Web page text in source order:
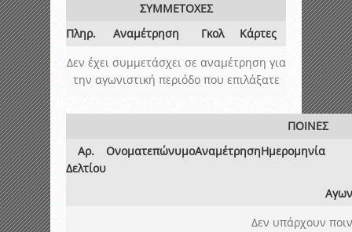
ΣΥΜΜΕΤΟΧΕΣ
Πληρ.
Αναμέτρηση Γκολ
Κάρτες
Δεν έχει συμμετάσχει σε αναμέτρηση για
την αγωνιστική περιόδο που επιλάξατε
ΠΟΙΝΕΣ
Αρ.
Δελτίου
ΟνοματεπώνυμοΑναμέτρησηΗμερομηνία
Δεν υπάρχουν